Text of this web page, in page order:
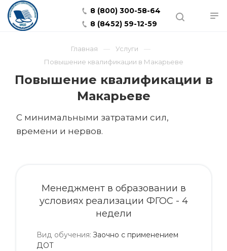
8 (800) 300-58-64
8 (8452) 59-12-59
Главная
Услуги
Повышение квалификации в Макарьеве
Повышение квалификации в
Макарьеве
С минимальными затратами сил,
времени и нервов.
Менеджмент в образовании в
условиях реализации ФГОС - 4
недели
Вид обучения: Заочно с применением
ДОТ